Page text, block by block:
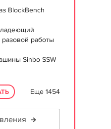
BlockBench
разовой работы
Sinbo SSW
Еще 1454